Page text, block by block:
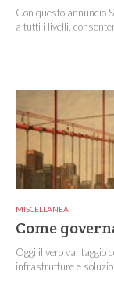
Con questo annuncio
a tutti i livelli,
MISCELLANEA
Come
Oggi il vero vantaggio
infrastrutture e